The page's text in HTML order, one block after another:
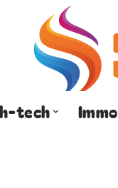
tech Immo